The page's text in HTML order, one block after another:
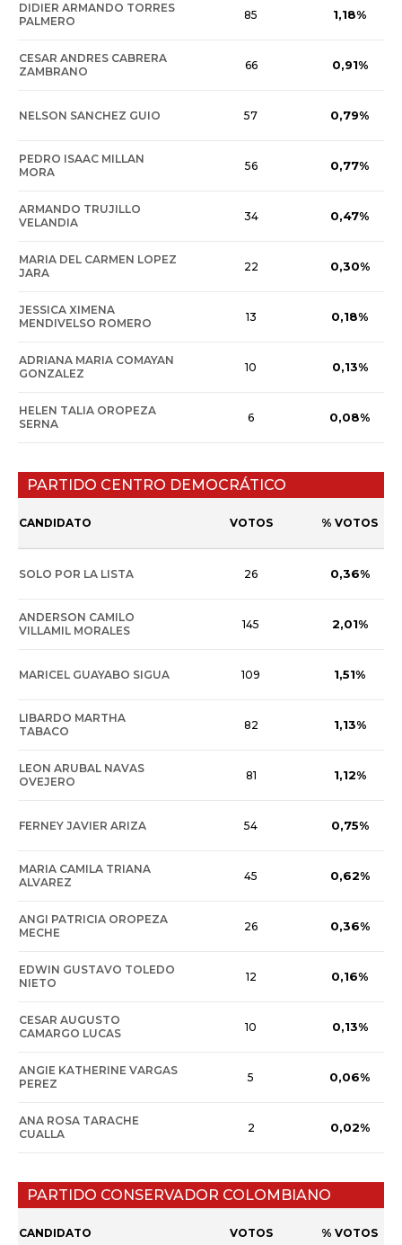
DIDIER ARMANDO TORRES
PALMERO
85 1,18%
CESAR ANDRES CABRERA
ZAMBRANO
66 0,91%
NELSON SANCHEZ GUIO 57 0,79%
PEDRO ISAAC MILLAN
MORA
56 0,77%
ARMANDO TRUJILLO
VELANDIA
34 0,47%
MARIA DEL CARMEN LOPEZ
JARA
22 0,30%
JESSICA XIMENA
MENDIVELSO ROMERO
13 0,18%
ADRIANA MARIA COMAYAN
GONZALEZ
10 0,13%
HELEN TALIA OROPEZA
SERNA
6 0,08%
PARTIDO CENTRO DEMOCRÁTICO
CANDIDATO VOTOS % VOTOS
SOLO POR LA LISTA 26 0,36%
ANDERSON CAMILO
VILLAMIL MORALES
145 2,01%
MARICEL GUAYABO SIGUA 109 1,51%
LIBARDO MARTHA
TABACO
82 1,13%
LEON ARUBAL NAVAS
OVEJERO
81 1,12%
FERNEY JAVIER ARIZA 54 0,75%
MARIA CAMILA TRIANA
ALVAREZ
45 0,62%
ANGI PATRICIA OROPEZA
MECHE
26 0,36%
EDWIN GUSTAVO TOLEDO
NIETO
12 0,16%
CESAR AUGUSTO
CAMARGO LUCAS
10 0,13%
ANGIE KATHERINE VARGAS
PEREZ
5 0,06%
ANA ROSA TARACHE
CUALLA
2 0,02%
PARTIDO CONSERVADOR COLOMBIANO
CANDIDATO VOTOS % VOTOS